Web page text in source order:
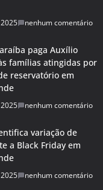
nenhum comentário
paga Auxílio
famílias atingidas por
reservatório em
nenhum comentário
variação de
a Black Friday em
nenhum comentário